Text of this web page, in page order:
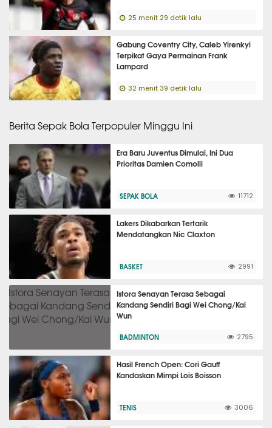
25 menit 29 detik lalu
Gabung Coventry City, Caleb Yirenkyi
Terpikat Gaya Permainan Frank
Lampard
32 menit 39 detik lalu
Berita Sepak Bola Terpopuler Minggu Ini
Era Baru Juventus Dimulai, Ini Dua
Prioritas Damien Comolli
SEPAK BOLA 11712
Lakers Dikabarkan Tertarik
Mendatangkan Nic Claxton
BASKET 2991
Istora Senayan Terasa Sebagai
Kandang Sendiri Bagi Wei Chong/Kai
Wun
BADMINTON 2795
Hasil French Open: Cori Gauff
Kandaskan Mimpi Lois Boisson
TENIS 3006